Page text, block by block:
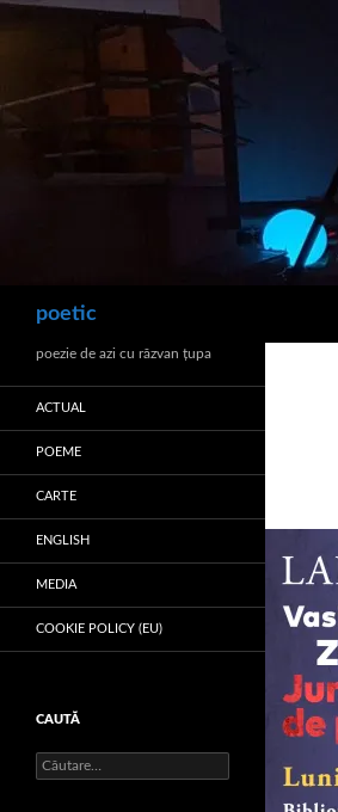
poetic
poezie de azi cu răzvan ţupa
ACTUAL
POEME
CARTE
ENGLISH
MEDIA
COOKIE POLICY (EU)
CAUTĂ
Caută
după: